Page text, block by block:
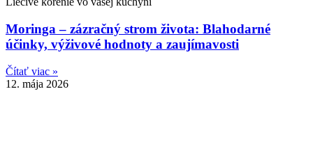
Moringa – zázračný strom života: Blahodarné
účinky, výživové hodnoty a zaujímavosti
Čítať viac »
12. mája 2026